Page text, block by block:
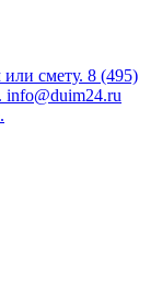
или смету. 8 (495)
info@duim24.ru